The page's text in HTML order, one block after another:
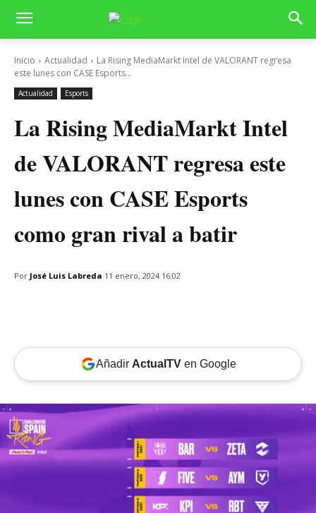
Inicio Actualidad
La Rising MediaMarkt Intel de VALORANT regresa
este lunes con CASE Esports...
Actualidad Esports
La Rising MediaMarkt Intel
de VALORANT regresa este
lunes con CASE Esports
como gran rival a batir
Por José Luis Labreda 11 enero, 2024 16:02
Añadir ActualTVen Google